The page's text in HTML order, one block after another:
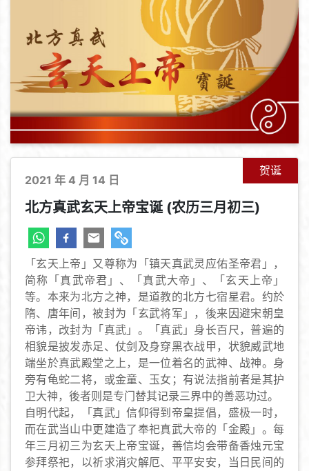
+ -
贺诞
2021 年 4 月 14 日
北方真武玄天上帝宝诞 (农历三月初三)
「玄天上帝」又尊称为「镇天真武灵应佑圣帝君」，
简称「真武帝君」、「真武大帝」、「玄天上帝」
等。本来为北方之神，是道教的北方七宿星君。约於
隋、唐年间，被封为「玄武将军」，後来因避宋朝皇
帝讳，改封为「真武」。「真武」身长百尺，普遍的
相貌是披发赤足、仗剑及身穿黑衣战甲，状貌威武地
端坐於真武殿堂之上，是一位着名的武神、战神。身
旁有龟蛇二将，或金童、玉女；有说法指前者是其护
卫大神，後者则是专门替其记录三界中的善恶功过。
自明代起，「真武」信仰得到帝皇提倡，盛极一时，
而在武当山中更建造了奉祀真武大帝的「金殿」。每
年三月初三为玄天上帝宝诞，善信均会带备香烛元宝
参拜祭祀，以祈求消灾解厄、平平安安，当日民间的